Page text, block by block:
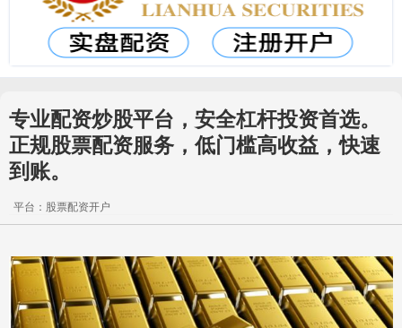
专业配资炒股平台，安全杠杆投资首选。
正规股票配资服务，低门槛高收益，快速
到账。
平台：股票配资开户